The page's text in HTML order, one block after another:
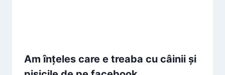
Am înţeles care e treaba cu câinii şi